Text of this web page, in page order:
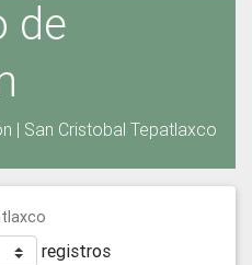
de
| San Cristobal Tepatlaxco
registros